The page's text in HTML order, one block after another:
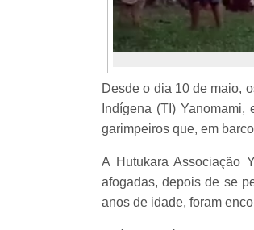
Desde o dia 10 de maio,
Indígena (TI)
garimpeiros que, em
A Hutukara Associação
afogadas, depois de se
anos de idade, foram